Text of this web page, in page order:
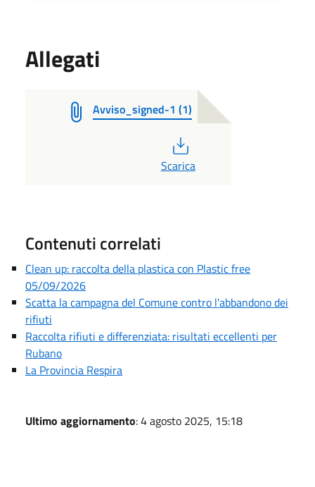
Allegati
Avviso_signed-1 (1)
Scarica
Contenuti correlati
Clean up: raccolta della plastica con Plastic free
05/09/2026
Scatta la campagna del Comune contro l'abbandono dei
rifiuti
Raccolta rifiuti e differenziata: risultati eccellenti per
Rubano
La Provincia Respira
Ultimo aggiornamento: 4 agosto 2025, 15:18